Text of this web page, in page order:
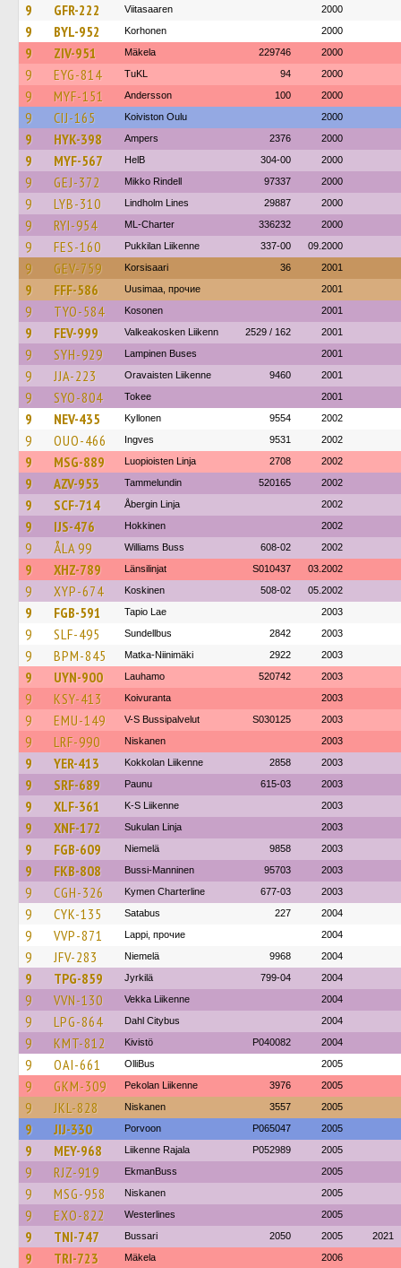
9 GFR-222 Viitasaaren 2000
9 BYL-952 Korhonen 2000
9 ZIV-951 Mäkela 229746 2000
9 EYG-814 TuKL 94 2000
9 MYF-151 Andersson 100 2000
9 CIJ-165 Koiviston Oulu 2000
9 HYK-398 Ampers 2376 2000
9 MYF-567 HelB 304-00 2000
9 GEJ-372 Mikko Rindell 97337 2000
9 LYB-310 Lindholm Lines 29887 2000
9 RYI-954 ML-Charter 336232 2000
9 FES-160 Pukkilan Liikenne 337-00 09.2000
9 GEV-759 Korsisaari 36 2001
9 FFF-586 Uusimaa, прочие 2001
9 TYO-584 Kosonen 2001
9 FEV-999 Valkeakosken Liikenn 2529 / 162 2001
9 SYH-929 Lampinen Buses 2001
9 JJA-223 Oravaisten Liikenne 9460 2001
9 SYO-804 Tokee 2001
9 NEV-435 Kyllonen 9554 2002
9 OUO-466 Ingves 9531 2002
9 MSG-889 Luopioisten Linja 2708 2002
9 AZV-953 Tammelundin 520165 2002
9 SCF-714 Åbergin Linja 2002
9 IJS-476 Hokkinen 2002
9 ÅLA 99 Williams Buss 608-02 2002
9 XHZ-789 Länsilinjat S010437 03.2002
9 XYP-674 Koskinen 508-02 05.2002
9 FGB-591 Tapio Lae 2003
9 SLF-495 Sundellbus 2842 2003
9 BPM-845 Matka-Niinimäki 2922 2003
9 UYN-900 Lauhamo 520742 2003
9 KSY-413 Koivuranta 2003
9 EMU-149 V-S Bussipalvelut S030125 2003
9 LRF-990 Niskanen 2003
9 YER-413 Kokkolan Liikenne 2858 2003
9 SRF-689 Paunu 615-03 2003
9 XLF-361 K-S Liikenne 2003
9 XNF-172 Sukulan Linja 2003
9 FGB-609 Niemelä 9858 2003
9 FKB-808 Bussi-Manninen 95703 2003
9 CGH-326 Kymen Charterline 677-03 2003
9 CYK-135 Satabus 227 2004
9 VVP-871 Lappi, прочие 2004
9 JFV-283 Niemelä 9968 2004
9 TPG-859 Jyrkilä 799-04 2004
9 VVN-130 Vekka Liikenne 2004
9 LPG-864 Dahl Citybus 2004
9 KMT-812 Kivistö P040082 2004
9 OAI-661 OlliBus 2005
9 GKM-309 Pekolan Liikenne 3976 2005
9 JKL-828 Niskanen 3557 2005
9 JIJ-330 Porvoon P065047 2005
9 MEY-968 Liikenne Rajala P052989 2005
9 RJZ-919 EkmanBuss 2005
9 MSG-958 Niskanen 2005
9 EXO-822 Westerlines 2005
9 TNI-747 Bussari 2050 2005 2021
9 TRI-723 Mäkela 2006